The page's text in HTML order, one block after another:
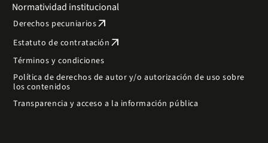
Normatividad institucional
Derechos pecuniariosarrow_outward
Estatuto de contratación arrow_outward
Términos y condiciones
Política de derechos de autor y/o autorización de uso sobre
los contenidos
Transparencia y acceso a la información pública